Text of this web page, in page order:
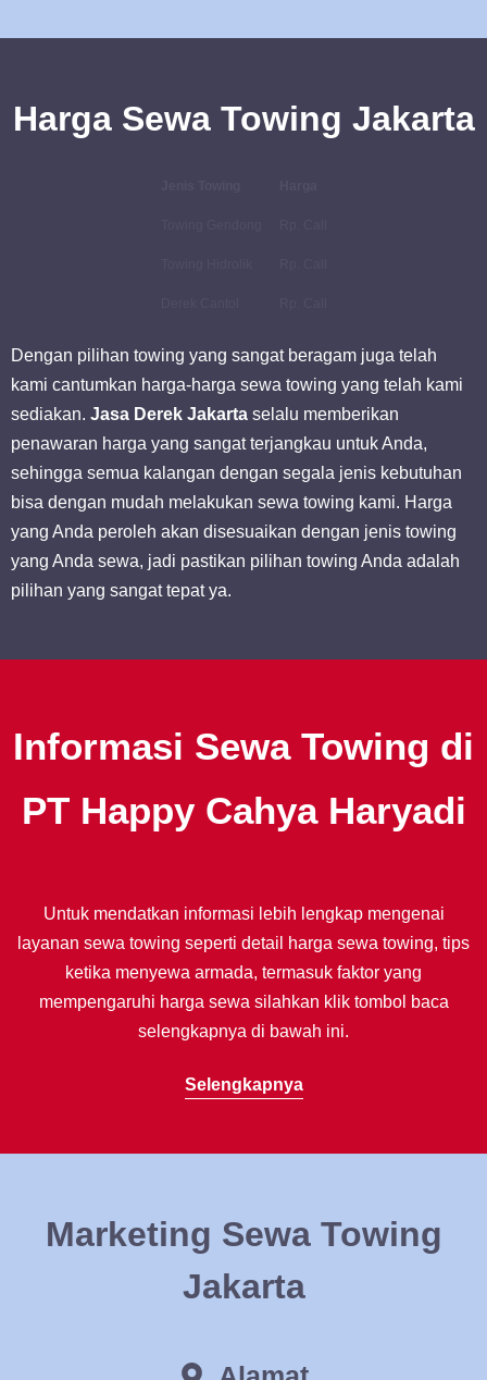
Harga Sewa Towing Jakarta
Dengan pilihan towing yang sangat beragam juga telah
kami cantumkan harga-harga sewa towing yang telah kami
sediakan. Jasa Derek Jakarta selalu memberikan
penawaran harga yang sangat terjangkau untuk Anda,
sehingga semua kalangan dengan segala jenis kebutuhan
bisa dengan mudah melakukan sewa towing kami. Harga
yang Anda peroleh akan disesuaikan dengan jenis towing
yang Anda sewa, jadi pastikan pilihan towing Anda adalah
pilihan yang sangat tepat ya.
Informasi Sewa Towing di
PT Happy Cahya Haryadi
Untuk mendatkan informasi lebih lengkap mengenai
layanan sewa towing seperti detail harga sewa towing, tips
ketika menyewa armada, termasuk faktor yang
mempengaruhi harga sewa silahkan klik tombol baca
selengkapnya di bawah ini.
Selengkapnya
Marketing Sewa Towing
Jakarta